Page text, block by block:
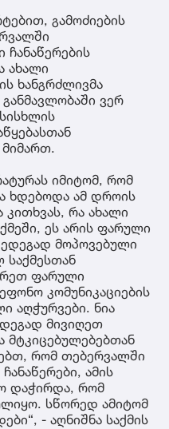
შუამდგომლობაზე
რატომ მიიღო ათი
სისხლის
ამის
სატელეფონო
აუდიო-ვიდეო
მტკიცებულებები.
გამოძიების
ახალი
ხანგრძლივმა
ვერ
მიმართ.
იმიტომ, რომ
ხდებოდა ამ დროის
კითხვას, რა ახალი